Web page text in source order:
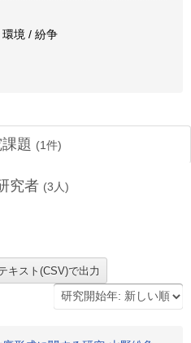
境 / 紛争
題 (1件)
究者 (3 人)